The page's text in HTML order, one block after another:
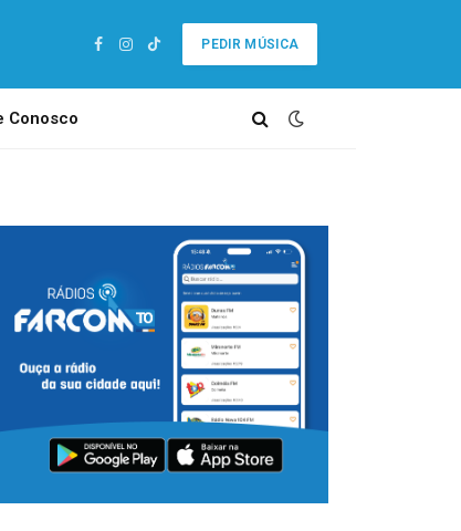
Facebook
Instagram
TikTok
PEDIR MÚSICA
Conosco